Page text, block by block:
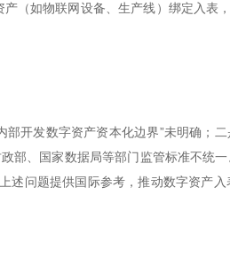
（如物联网设备、生产线）绑定入表
开发数字资产资本化边界”未明确；
部、国家数据局等部门监管标准不统
问题提供国际参考，推动数字资产入